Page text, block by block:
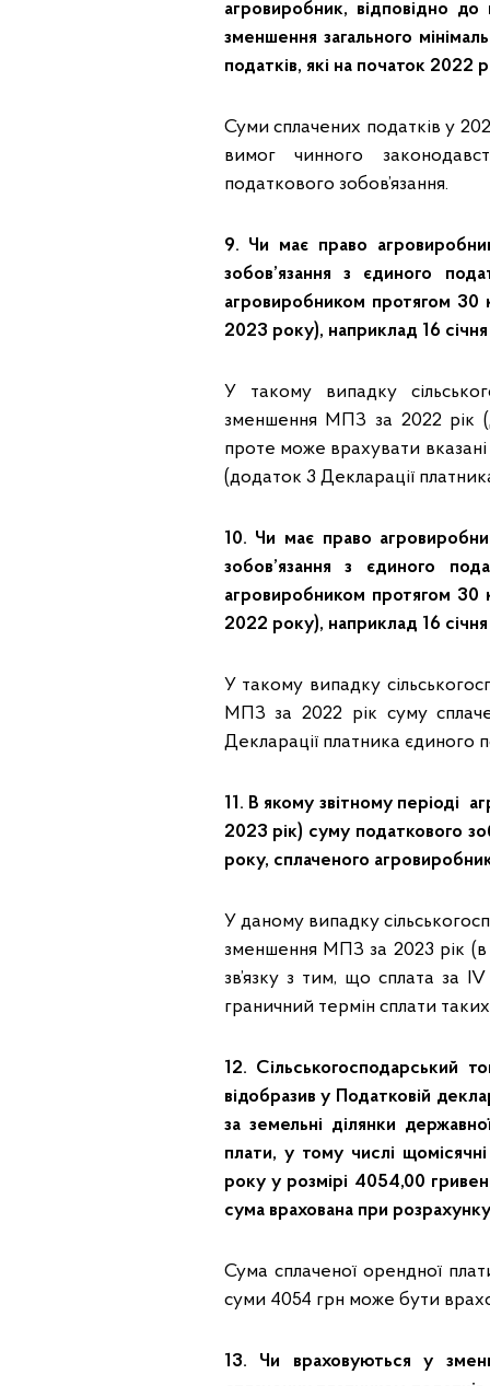
агровиробник, відповідно
зменшення загального
податків, які на початок 2022
Суми сплачених податків у
вимог чинного
податкового зобов’язання.
9. Чи має право
зобов’язання з єдиного
агровиробником протягом 30
2023 року), наприклад 16
У такому випадку
зменшення МПЗ за 2022 рік
проте може врахувати
(додаток 3 Декларації
10. Чи має право
зобов’язання з єдиного
агровиробником протягом 30
2022 року), наприклад 16
У такому випадку
МПЗ за 2022 рік суму
Декларації платника єдиного
11. В якому звітному періоді
2023 рік) суму податкового
року, сплаченого
У даному випадку
зменшення МПЗ за 2023 рік (в
зв’язку з тим, що сплата за
граничний термін сплати
12. Сільськогосподарський
відобразив у Податковій
за земельні ділянки
плати, у тому числі
року у розмірі 4054,00
сума врахована при
Сума сплаченої орендної
суми 4054 грн може бути
13. Чи враховуються у